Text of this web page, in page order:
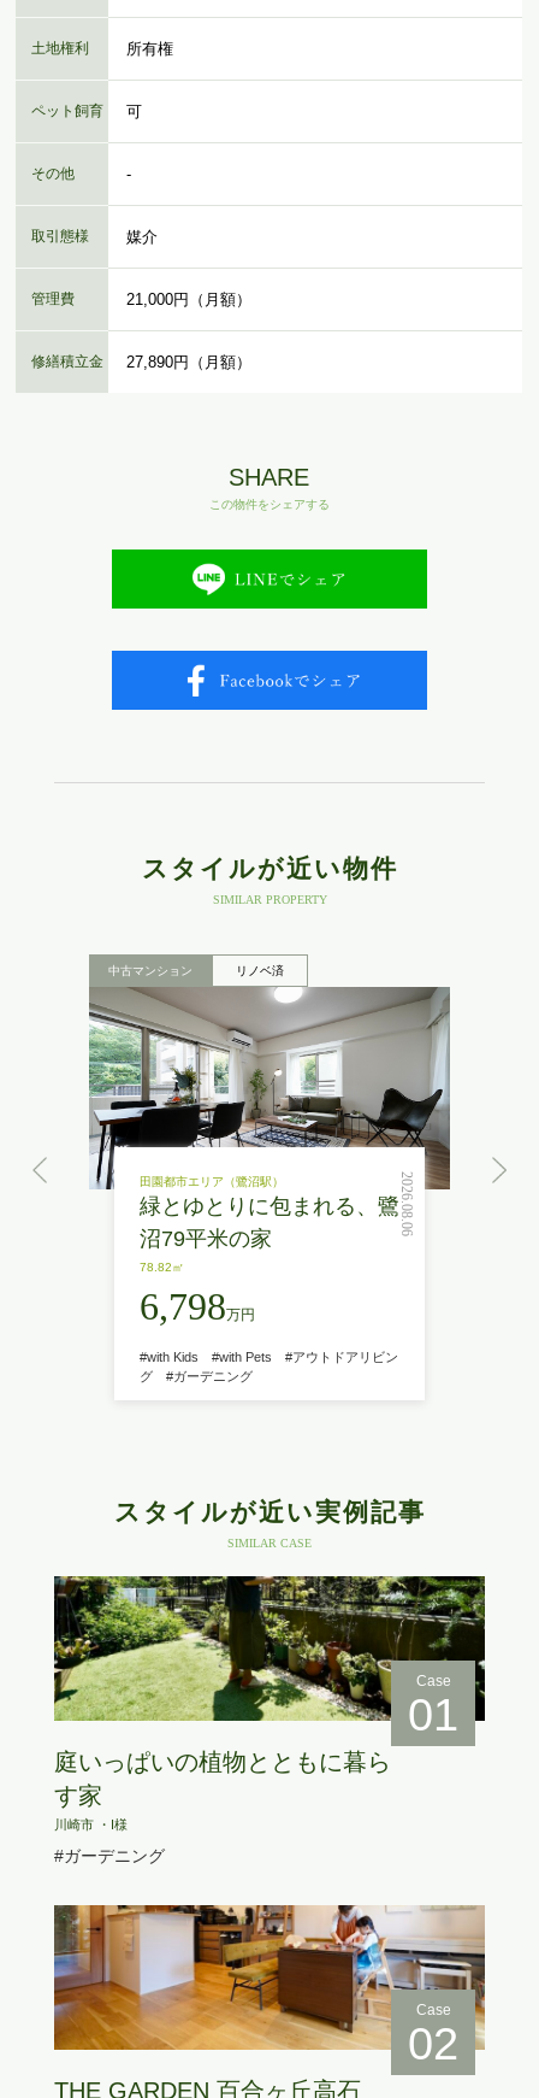
土地権利 所有権
ペット飼育 可
その他 -
取引態様 媒介
管理費 21,000円（月額）
修繕積立金 27,890円（月額）
SHARE
この物件をシェアする
スタイルが近い物件
SIMILAR PROPERTY
中古マンション リノベ済
田園都市エリア（鷺沼駅）
緑とゆとりに包まれる、鷺
沼79平米の家
78.82㎡
6,798万円
#with Kids #with Pets
#アウトドアリビン
グ
#ガーデニング
2026.08.06
スタイルが近い実例記事
SIMILAR CASE
Case
01
庭いっぱいの植物とともに暮ら
す家
川崎市 ・I様
#ガーデニング
Case
02
THE GARDEN 百合ヶ丘高石